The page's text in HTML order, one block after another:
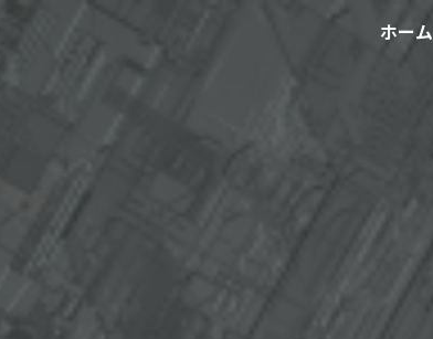
Skip to navigation
ホーム